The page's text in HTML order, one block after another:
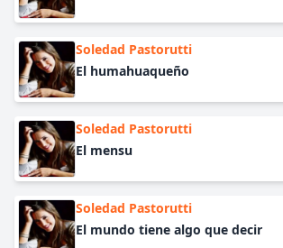
Soledad Pastorutti
El humahuaqueño
Soledad Pastorutti
El mensu
Soledad Pastorutti
El mundo tiene algo que decir